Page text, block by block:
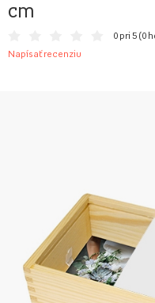
cm
0 pri 5 (0
Napísať recenziu